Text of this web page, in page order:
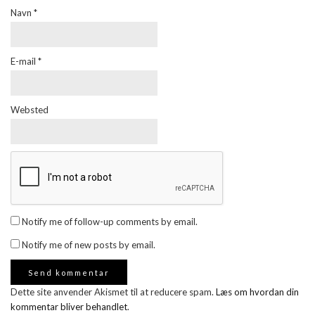
Navn *
E-mail *
Websted
Notify me of follow-up comments by email.
Notify me of new posts by email.
Dette site anvender Akismet til at reducere spam. Læs om hvordan din
kommentar bliver behandlet.